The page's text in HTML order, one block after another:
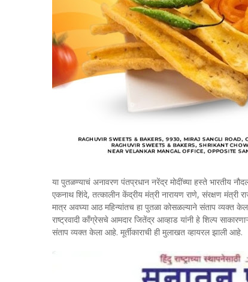
या पुतळण्याचं अनावरण पंतप्रधान नरेंद्र मोदींच्या हस्ते भारतीय
एकनाथ शिंदे, तत्कालीन केंद्रीय मंत्री नारायण राणे, संरक्षण मंत्री
मात्र अवघ्या आठ महिन्यांतच हा पुतळा कोसळल्याने संताप व्यक्त
राष्ट्रवादी काँग्रेसचे आमदार जितेंद्र आव्हाड यांनी हे शिल्प
संताप व्यक्त केला आहे. मूर्तीकाराची ही मुलाखत व्हायरल झाली आहे.